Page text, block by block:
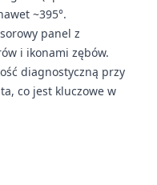
~395°.
panel z
i ikonami zębów.
diagnostyczną przy
co jest kluczowe w